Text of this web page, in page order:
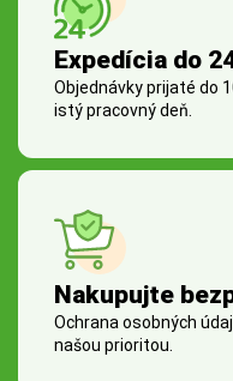
Expedícia do
Objednávky prijaté do
istý pracovný deň.
Nakupujte
Ochrana osobných
našou prioritou.